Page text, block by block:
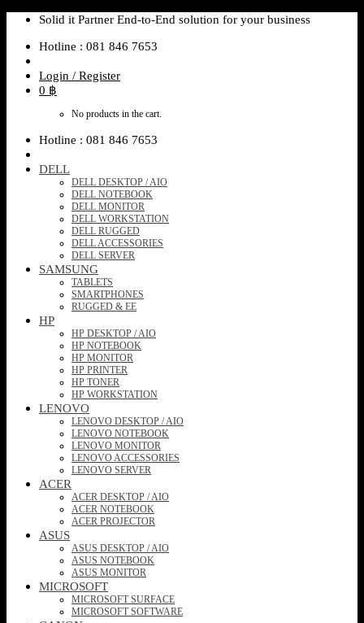
Skip
content
Solid it Partner End-to-End solution for your business
Hotline : 081 846 7653
Login / Register
0 ฿
No products in the cart.
Hotline : 081 846 7653
DELL
DELL DESKTOP / AIO
DELL NOTEBOOK
DELL MONITOR
DELL WORKSTATION
DELL RUGGED
DELL ACCESSORIES
DELL SERVER
SAMSUNG
TABLETS
SMARTPHONES
RUGGED & EE
HP
HP DESKTOP / AIO
HP NOTEBOOK
HP MONITOR
HP PRINTER
HP TONER
HP WORKSTATION
LENOVO
LENOVO DESKTOP / AIO
LENOVO NOTEBOOK
LENOVO MONITOR
LENOVO ACCESSORIES
LENOVO SERVER
ACER
ACER DESKTOP / AIO
ACER NOTEBOOK
ACER PROJECTOR
ASUS
ASUS DESKTOP / AIO
ASUS NOTEBOOK
ASUS MONITOR
MICROSOFT
MICROSOFT SURFACE
MICROSOFT SOFTWARE